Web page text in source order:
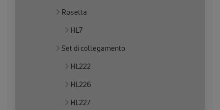
Rosetta
HL7
Set di collegamento
HL222
HL226
HL227